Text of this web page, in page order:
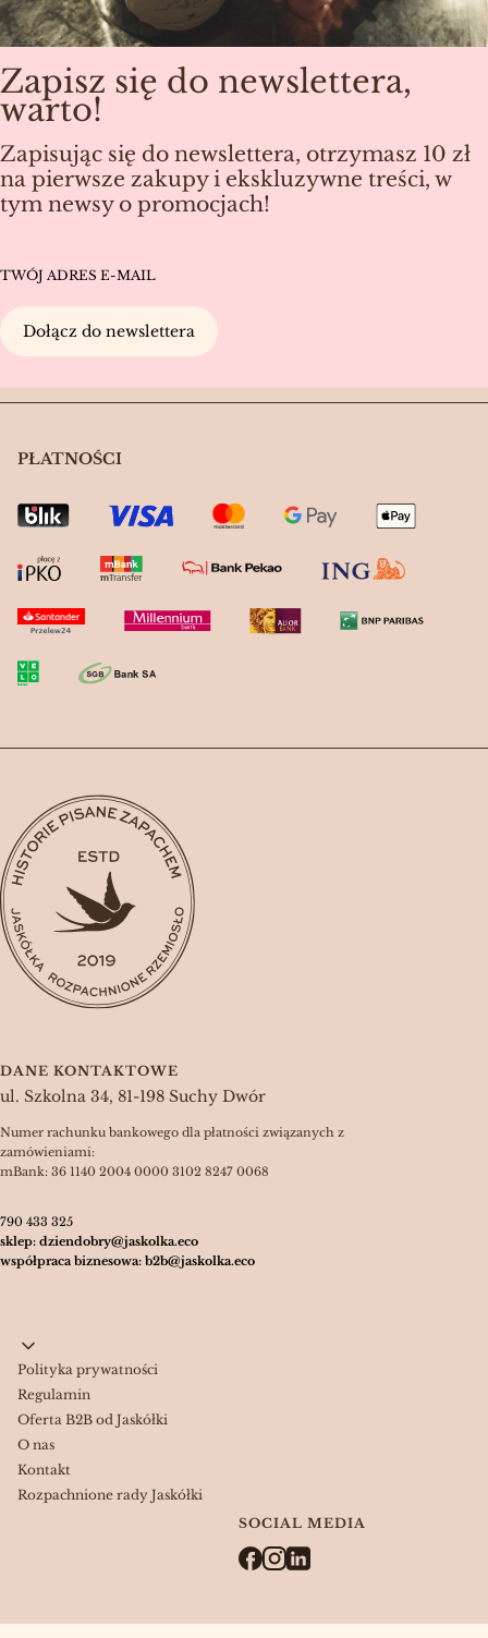
Zapisz się do newslettera,
warto!
Zapisując się do newslettera, otrzymasz 10 zł
na pierwsze zakupy i ekskluzywne treści, w
tym newsy o promocjach!
TWÓJ ADRES E-MAIL
Dołącz do newslettera
PŁATNOŚCI
DANE KONTAKTOWE
ul. Szkolna 34, 81-198 Suchy Dwór
Numer rachunku bankowego dla płatności związanych z
zamówieniami:
mBank: 36 1140 2004 0000 3102 8247 0068
790 433 325
sklep: dziendobry@jaskolka.eco
współpraca biznesowa: b2b@jaskolka.eco
Linki w stopce
Polityka prywatności
Regulamin
Oferta B2B od Jaskółki
O nas
Kontakt
Rozpachnione rady Jaskółki
SOCIAL MEDIA